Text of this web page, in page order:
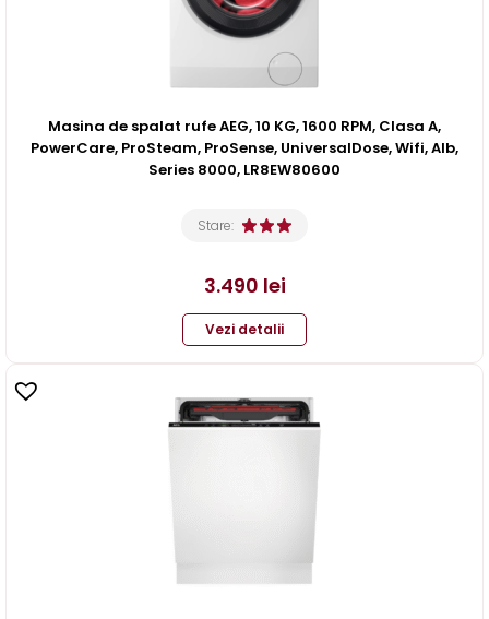
Masina de spalat rufe AEG, 10 KG, 1600 RPM, Clasa A,
PowerCare, ProSteam, ProSense, UniversalDose, Wifi, Alb,
Series 8000, LR8EW80600
Stare:
3.490 lei
Vezi detalii